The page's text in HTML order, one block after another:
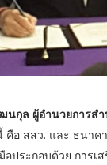
กุล ผู้อำนวยการส
คือ สสว. และ ธนา
ประกอบด้วย การเ